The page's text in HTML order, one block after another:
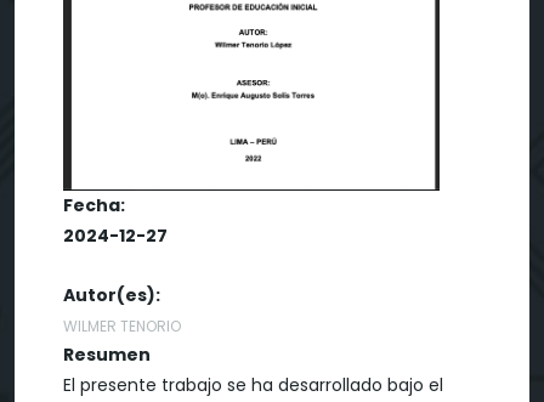
Fecha:
2024-12-27
Autor(es):
WILMER TENORIO
Resumen
El presente trabajo se ha desarrollado bajo el